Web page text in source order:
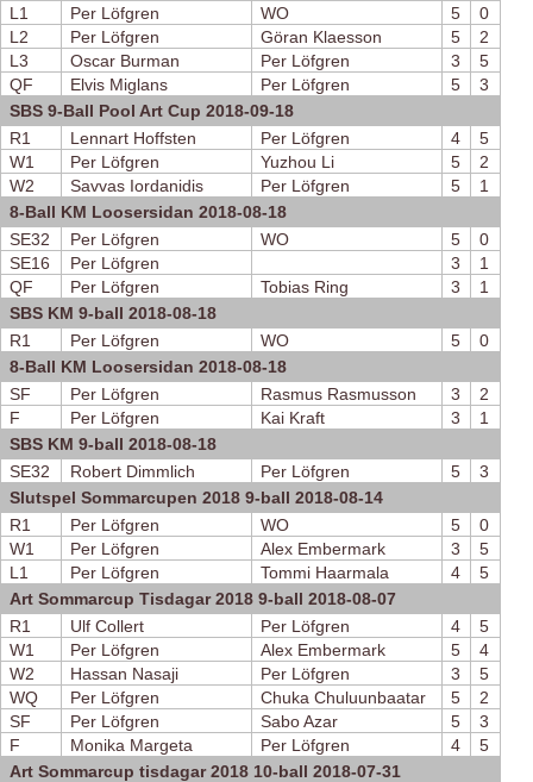
L1
Per Löfgren WO 5
0
L2
Per Löfgren Göran Klaesson 5
2
L3
Oscar Burman Per Löfgren 3
5
QF
Elvis Miglans Per Löfgren 5
3
SBS 9-Ball Pool Art Cup 2018-09-18
R1
Lennart Hoffsten Per Löfgren 4
5
W1
Per Löfgren Yuzhou Li 5
2
W2
Savvas Iordanidis Per Löfgren 5
1
8-Ball KM Loosersidan 2018-08-18
SE32
Per Löfgren WO 5
0
SE16
Per Löfgren 3
1
QF
Per Löfgren Tobias Ring 3
1
SBS KM 9-ball 2018-08-18
R1
Per Löfgren WO 5
0
8-Ball KM Loosersidan 2018-08-18
SF
Per Löfgren Rasmus Rasmusson 3
2
F
Per Löfgren Kai Kraft 3
1
SBS KM 9-ball 2018-08-18
SE32
Robert Dimmlich Per Löfgren 5
3
Slutspel Sommarcupen 2018 9-ball 2018-08-14
R1
Per Löfgren WO 5
0
W1
Per Löfgren Alex Embermark 3
5
L1
Per Löfgren Tommi Haarmala 4
5
Art Sommarcup Tisdagar 2018 9-ball 2018-08-07
R1
Ulf Collert Per Löfgren 4
5
W1
Per Löfgren Alex Embermark 5
4
W2
Hassan Nasaji Per Löfgren 3
5
WQ
Per Löfgren Chuka Chuluunbaatar 5
2
SF
Per Löfgren Sabo Azar 5
3
F
Monika Margeta Per Löfgren 4
5
Art Sommarcup tisdagar 2018 10-ball 2018-07-31